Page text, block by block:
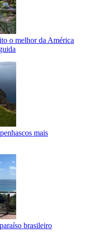
o melhor da América
mais
brasileiro